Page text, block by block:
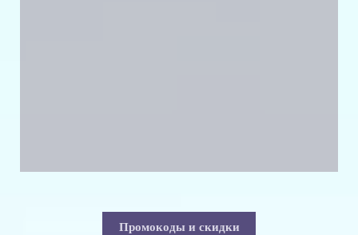
Промокоды и скидки